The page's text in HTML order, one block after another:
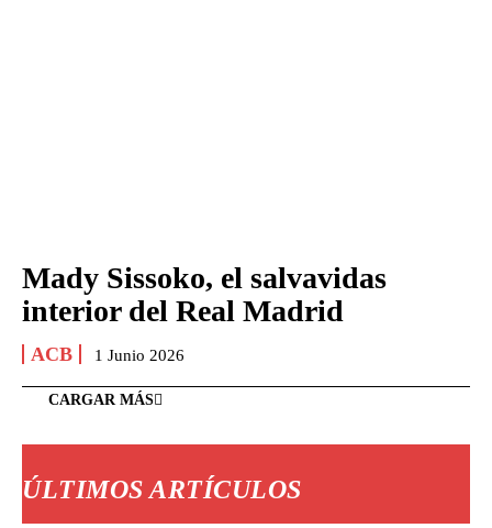
Mady Sissoko, el salvavidas
interior del Real Madrid
ACB 1 Junio 2026
CARGAR MÁS
ÚLTIMOS ARTÍCULOS